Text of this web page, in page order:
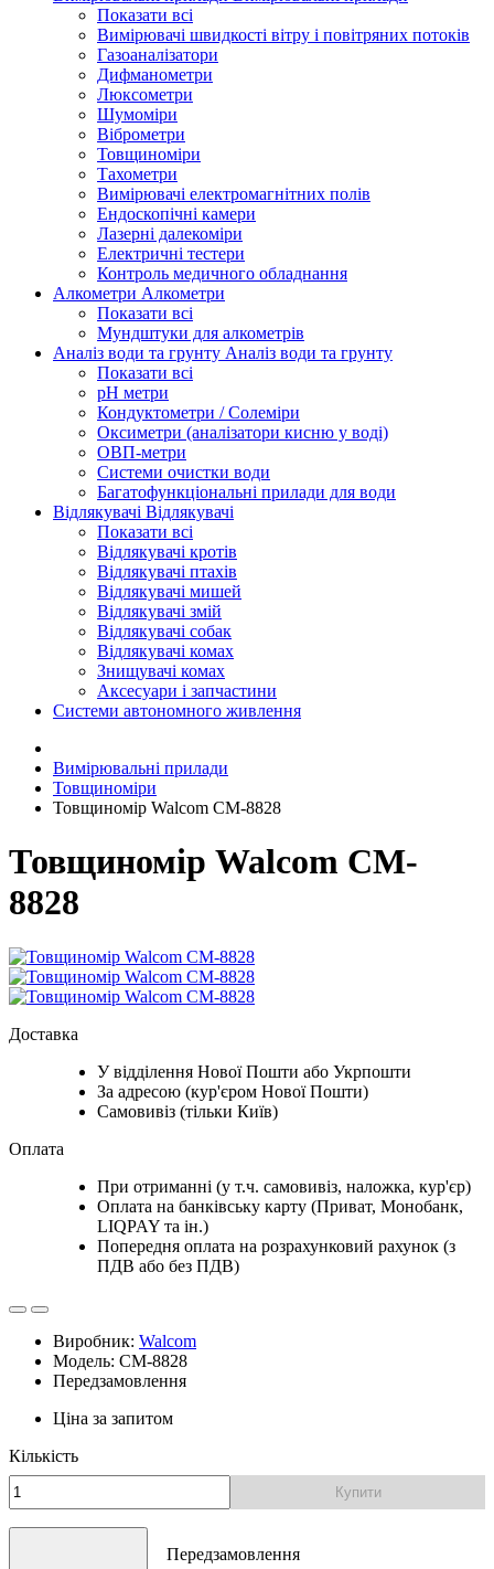
Показати всі
Вимірювачі швидкості вітру і повітряних потоків
Газоаналізатори
Дифманометри
Люксометри
Шумоміри
Віброметри
Товщиноміри
Тахометри
Вимірювачі електромагнітних полів
Ендоскопічні камери
Лазерні далекоміри
Електричні тестери
Контроль медичного обладнання
Алкометри Алкометри
Показати всі
Мундштуки для алкометрів
Аналіз води та грунту Аналіз води та грунту
Показати всі
рН метри
Кондуктометри / Солеміри
Оксиметри (аналізатори кисню у воді)
ОВП-метри
Системи очистки води
Багатофункціональні прилади для води
Відлякувачі Відлякувачі
Показати всі
Відлякувачі кротів
Відлякувачі птахів
Відлякувачі мишей
Відлякувачі змій
Відлякувачі собак
Відлякувачі комах
Знищувачі комах
Аксесуари і запчастини
Системи автономного живлення
Вимірювальні прилади
Товщиноміри
Товщиномір Walcom CM-8828
Товщиномір Walcom CM-
8828
Доставка
У відділення Нової Пошти або Укрпошти
За адресою (кур'єром Нової Пошти)
Самовивіз (тільки Київ)
Оплата
При отриманні (у т.ч. самовивіз, наложка, кур'єр)
Оплата на банківську карту (Приват, Монобанк,
LIQPAY та ін.)
Попередня оплата на розрахунковий рахунок (з
ПДВ або без ПДВ)
Виробник: Walcom
Модель: CM-8828
Передзамовлення
Ціна за запитом
Кількість
Купити
Передзамовлення